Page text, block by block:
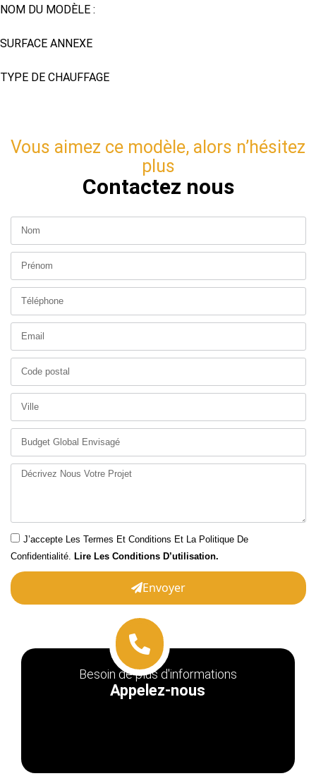
NOM DU MODÈLE :
SURFACE ANNEXE
TYPE DE CHAUFFAGE
Vous aimez ce modèle, alors n’hésitez
plus
Contactez nous
J’accepte Les Termes Et Conditions Et La Politique De
Confidentialité.
Lire Les Conditions D’utilisation.
Envoyer
Besoin de plus d'informations
Appelez-nous